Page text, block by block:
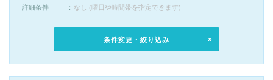
詳細条件
なし (曜日や時間帯を指定できます)
条件変更・絞り込み